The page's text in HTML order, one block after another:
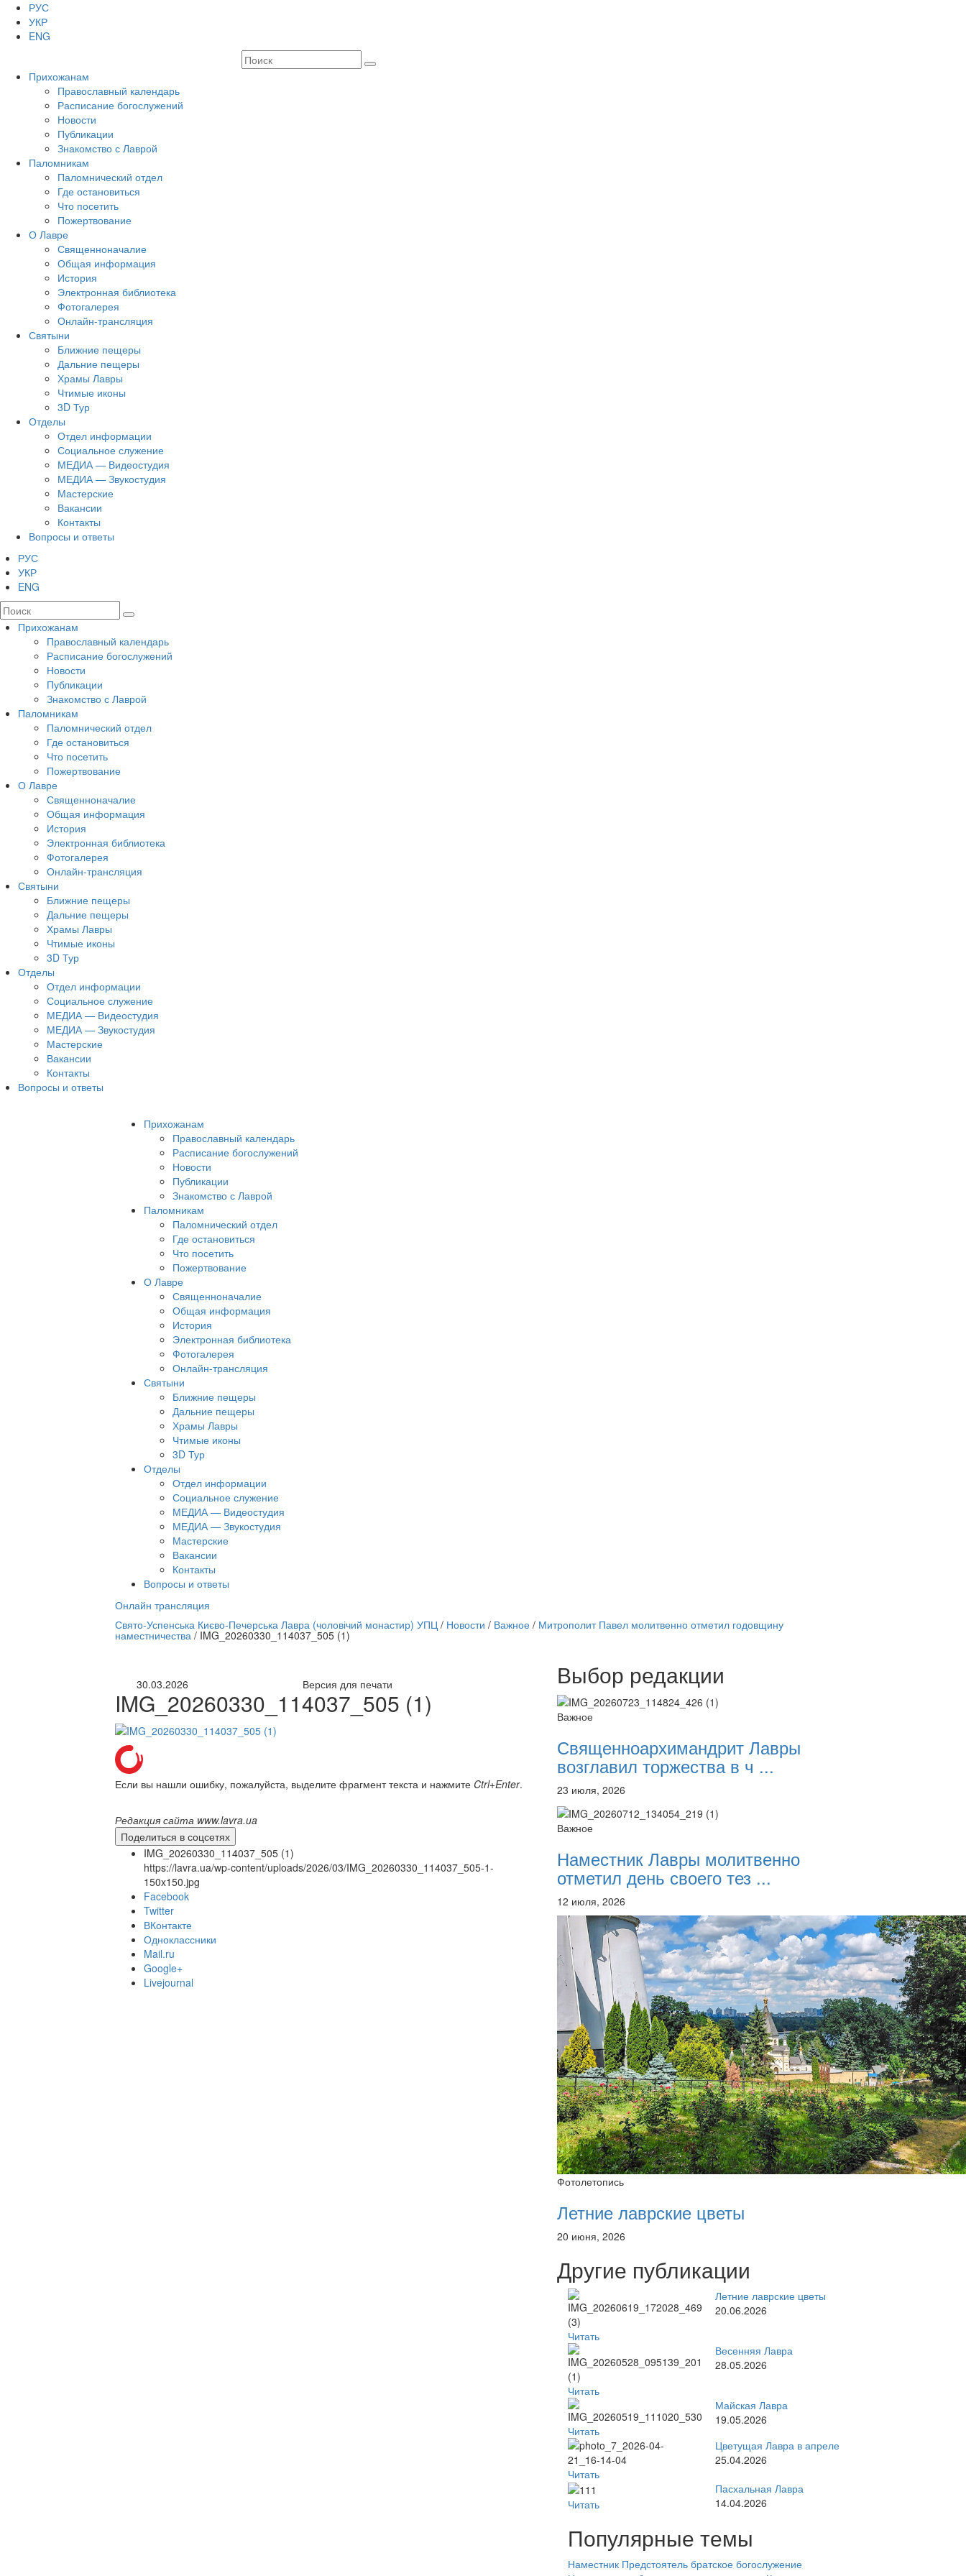
РУС
УКР
ENG
Прихожанам
Православный календарь
Расписание богослужений
Новости
Публикации
Знакомство с Лаврой
Паломникам
Паломнический отдел
Где остановиться
Что посетить
Пожертвование
О Лавре
Священноначалие
Общая информация
История
Электронная библиотека
Фотогалерея
Онлайн-трансляция
Святыни
Ближние пещеры
Дальние пещеры
Храмы Лавры
Чтимые иконы
3D Тур
Отделы
Отдел информации
Социальное служение
МЕДИА — Видеостудия
МЕДИА — Звукостудия
Мастерские
Вакансии
Контакты
Вопросы и ответы
РУС
УКР
ENG
Прихожанам
Православный календарь
Расписание богослужений
Новости
Публикации
Знакомство с Лаврой
Паломникам
Паломнический отдел
Где остановиться
Что посетить
Пожертвование
О Лавре
Священноначалие
Общая информация
История
Электронная библиотека
Фотогалерея
Онлайн-трансляция
Святыни
Ближние пещеры
Дальние пещеры
Храмы Лавры
Чтимые иконы
3D Тур
Отделы
Отдел информации
Социальное служение
МЕДИА — Видеостудия
МЕДИА — Звукостудия
Мастерские
Вакансии
Контакты
Вопросы и ответы
Прихожанам
Православный календарь
Расписание богослужений
Новости
Публикации
Знакомство с Лаврой
Паломникам
Паломнический отдел
Где остановиться
Что посетить
Пожертвование
О Лавре
Священноначалие
Общая информация
История
Электронная библиотека
Фотогалерея
Онлайн-трансляция
Святыни
Ближние пещеры
Дальние пещеры
Храмы Лавры
Чтимые иконы
3D Тур
Отделы
Отдел информации
Социальное служение
МЕДИА — Видеостудия
МЕДИА — Звукостудия
Мастерские
Вакансии
Контакты
Вопросы и ответы
Онлайн трансляция
12 сентября
Онлайн трансляции
12 сентября 2015
12 сентября 2015Название трансляции
12 сентября 2015
12 сентября 2015Название трансляции
12 сентября 2015Название трансляции
Название трансляции
12 сентября 2015Название трансляции
Перейти к архиву
Свято-Успенська Києво-Печерська Лавра (чоловічий монастир) УПЦ/ Новости / Важное/ Митрополит Павел молитвенно отметил годовщину
наместничества/ IMG_20260330_114037_505 (1)
30.03.2026 Версия для печати
IMG_20260330_114037_505 (1)
Если вы нашли ошибку, пожалуйста, выделите фрагмент текста и нажмите Ctrl+Enter.
Редакция сайта www.lavra.ua
Поделиться в соцсетях
IMG_20260330_114037_505 (1)
https://lavra.ua/wp-content/uploads/2026/03/IMG_20260330_114037_505-1-
150x150.jpg
Facebook
Twitter
ВКонтакте
Одноклассники
Mail.ru
Google+
Livejournal
Выбор редакции
Важное
Священноархимандрит Лавры
возглавил торжества в ч ...
23 июля, 2026
Важное
Наместник Лавры молитвенно
отметил день своего тез ...
12 июля, 2026
Фотолетопись
Летние лаврские цветы
20 июня, 2026
Другие публикации
Читать
Летние лаврские цветы
20.06.2026
Читать
Весенняя Лавра
28.05.2026
Читать
Майская Лавра
19.05.2026
Читать
Цветущая Лавра в апреле
25.04.2026
Читать
Пасхальная Лавра
14.04.2026
Популярные темы
Наместник Предстоятель братское богослужение